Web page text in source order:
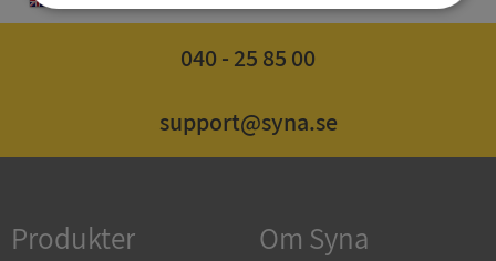
040 - 25 85 00
support@syna.se
Produkter Om Syna
Strikt
nödvändigt
Prestanda Inriktning
Funktioner Oklassificerade